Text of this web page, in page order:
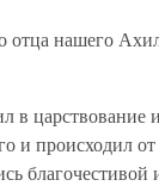
отца нашего
в царствование
и происходил
благочестивой